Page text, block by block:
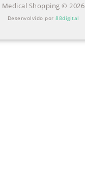
Medical Shopping © 2026
Desenvolvido por 88digital